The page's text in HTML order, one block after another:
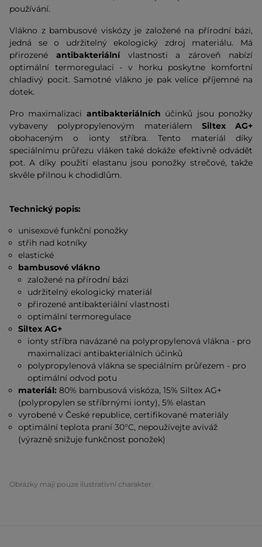
používání.
Vlákno z bambusové viskózy je založené na přírodní bázi,
jedná se o udržitelný ekologický zdroj materiálu. Má
přirozené antibakteriální vlastnosti a zároveň nabízí
optimální termoregulaci - v horku poskytne komfortní
chladivý pocit. Samotné vlákno je pak velice příjemné na
dotek.
Pro maximalizaci antibakteriálních účinků jsou ponožky
vybaveny polypropylenovým materiálem Siltex AG+
obohaceným o ionty stříbra. Tento materiál díky
speciálnímu průřezu vláken také dokáže efektivně odvádět
pot. A díky použití elastanu jsou ponožky strečové, takže
skvěle přilnou k chodidlům.
Technický popis:
unisexové funkční ponožky
střih nad kotníky
elastické
bambusové vlákno
založené na přírodní bázi
udržitelný ekologický materiál
přirozené antibakteriální vlastnosti
optimální termoregulace
Siltex AG+
ionty stříbra navázané na polypropylenová vlákna - pro
maximalizaci antibakteriálních účinků
polypropylenová vlákna se speciálním průřezem - pro
optimální odvod potu
materiál: 80% bambusová viskóza, 15% Siltex AG+
(polypropylen se stříbrnými ionty), 5% elastan
vyrobené v České republice, certifikované materiály
optimální teplota praní 30°C, nepoužívejte aviváž
(výrazně snižuje funkčnost ponožek)
Obrázky mají pouze ilustrativní charakter.